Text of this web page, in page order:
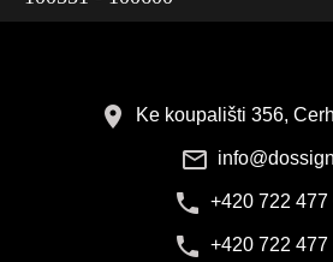
Ke koupališti 356,
+420 722 477
+420 722 477